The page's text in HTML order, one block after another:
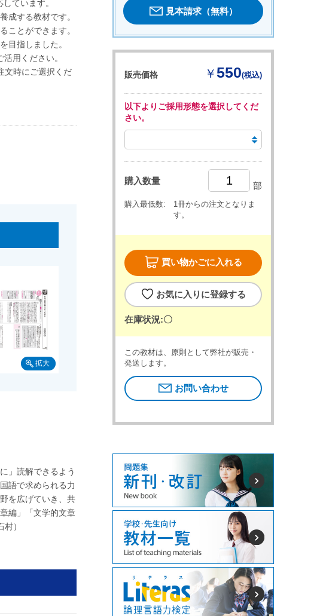
ています。
成する教材です。
ことができます。
目指しました。
用ください。
文時にご選択くだ
」読解できるよう
語で求められる力
を広げていき、共
編」「文学的文章
）
見本請求（無料）
販売価格 ￥550(税込)
以下よりご採用形態を選択してくだ
さい。
購入数量 部
購入最低数:
1冊からの注文となりま
す。
買い物かごに入れる
お気に入りに登録する
在庫状況:〇
この教材は、原則として弊社が販売・
発送します。
お問い合わせ